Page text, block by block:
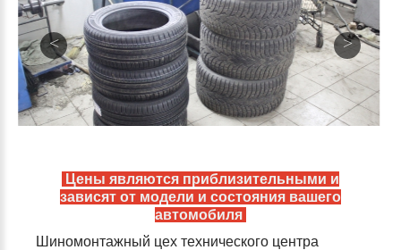
Цены являются приблизительными и
зависят от модели и состояния вашего
автомобиля
Шиномонтажный цех технического центра